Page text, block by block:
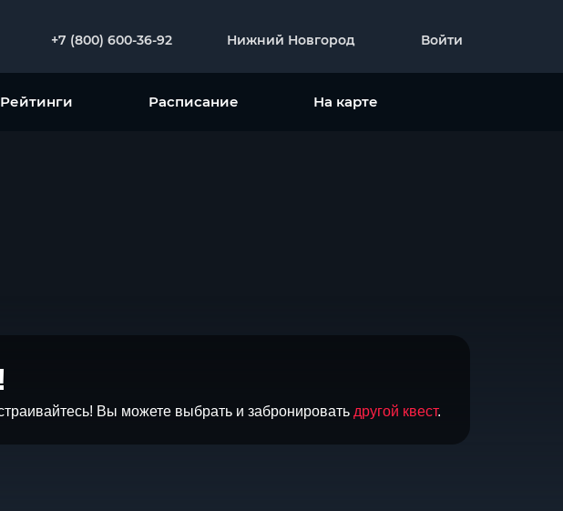
+7 (800) 600-36-92 Нижний Новгород Войти
Рейтинги Расписание На карте
Вы можете выбрать и забронировать другой квест.